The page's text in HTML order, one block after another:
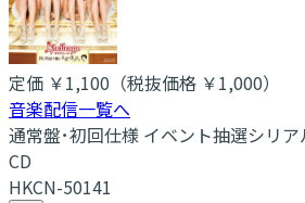
定価 ￥1,100 （税抜価格 ￥1,000）
音楽配信一覧へ
通常盤･初回仕様 イベント抽選シリ
CD
HKCN-50141